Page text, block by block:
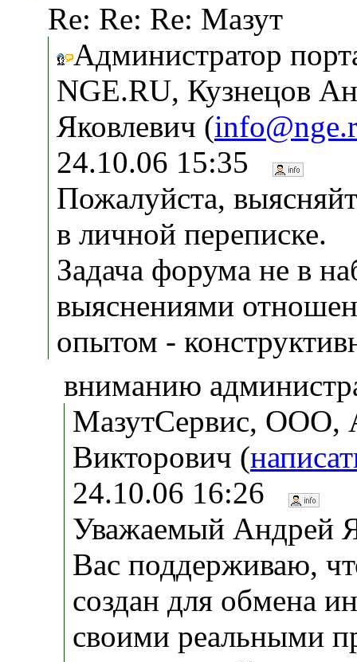
Re: Re: Re: Мазут
Администратор
NGE.RU, Кузнецов
Яковлевич (
24.10.06 15:35
Пожалуйста,
в личной переписке.
Задача форума не в
выяснениями
опытом -
вниманию
МазутСервис, ООО,
Викторович (
24.10.06 16:26
Уважаемый Андрей
Вас поддерживаю,
создан для обмена
своими реальными